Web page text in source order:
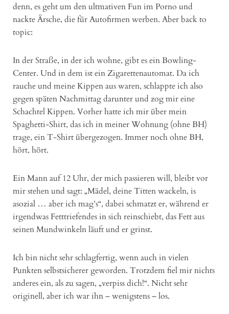
denn, es geht um den ultmativen Fun im Porno und
nackte Ärsche, die für Autofirmen werben. Aber back to
topic:
In der Straße, in der ich wohne, gibt es ein Bowling-
Center. Und in dem ist ein Zigarettenautomat. Da ich
rauche und meine Kippen aus waren, schlappte ich also
gegen späten Nachmittag darunter und zog mir eine
Schachtel Kippen. Vorher hatte ich mir über mein
Spaghetti-Shirt, das ich in meiner Wohnung (ohne BH)
trage, ein T-Shirt übergezogen. Immer noch ohne BH,
hört, hört.
Ein Mann auf 12 Uhr, der mich passieren will, bleibt vor
mir stehen und sagt: „Mädel, deine Titten wackeln, is
asozial … aber ich mag’s“, dabei schmatzt er, während er
irgendwas Fetttriefendes in sich reinschiebt, das Fett aus
seinen Mundwinkeln läuft und er grinst.
Ich bin nicht sehr schlagfertig, wenn auch in vielen
Punkten selbstsicherer geworden. Trotzdem fiel mir nichts
anderes ein, als zu sagen, „verpiss dich!“. Nicht sehr
originell, aber ich war ihn – wenigstens – los.